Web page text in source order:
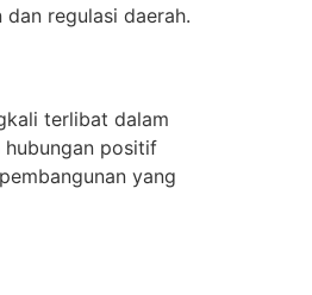
regulasi daerah.
terlibat dalam
positif
yang